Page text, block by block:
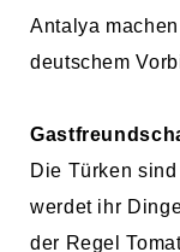
Antalya
deutschem
Die Türken
werdet ihr
der Regel